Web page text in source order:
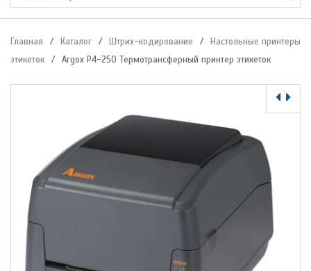
Главная / Каталог / Штрих-кодирование /
Настольные принтеры
этикеток
/ Argox P4-250 Термотрансферный принтер этикеток